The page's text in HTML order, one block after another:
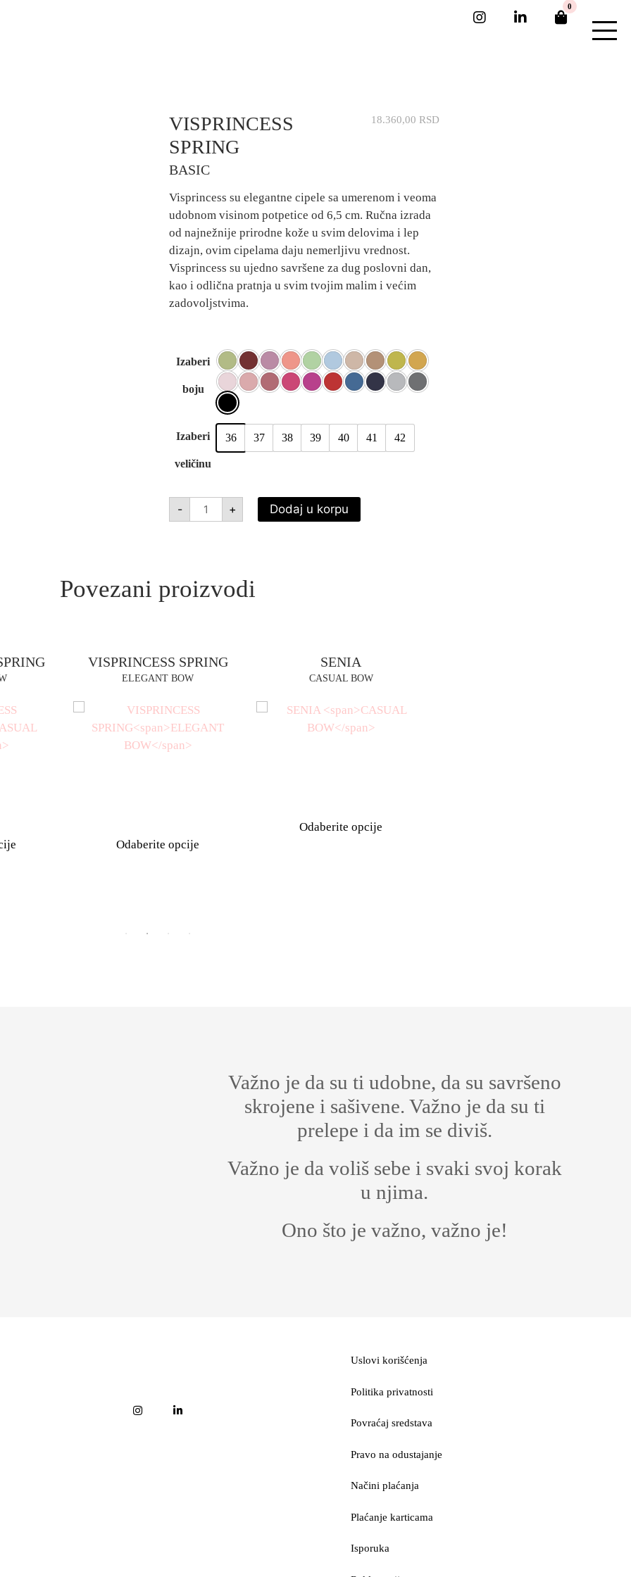
0
VISPRINCESS
SPRING
BASIC
18.360,00 RSD
Visprincess su elegantne cipele sa umerenom i veoma
udobnom visinom potpetice od 6,5 cm. Ručna izrada
od najnežnije prirodne kože u svim delovima i lep
dizajn, ovim cipelama daju nemerljivu vrednost.
Visprincess su ujedno savršene za dug poslovni dan,
kao i odlična pratnja u svim tvojim malim i većim
zadovoljstvima.
36 37 38 39 40 41 42
-
VISPRINCESS
SPRINGBASIC
količina
+ Dodaj u korpu
Povezani proizvodi
SPRING
BOW
opcije
SENIA
CASUAL BOW
Odaberite opcije
Važno je da su ti udobne, da su savršeno
skrojene i sašivene. Važno je da su ti
prelepe i da im se diviš.
Važno je da voliš sebe i svaki svoj korak
u njima.
Ono što je važno, važno je!
Uslovi korišćenja
Politika privatnosti
Povraćaj sredstava
Pravo na odustajanje
Načini plaćanja
Plaćanje karticama
Isporuka